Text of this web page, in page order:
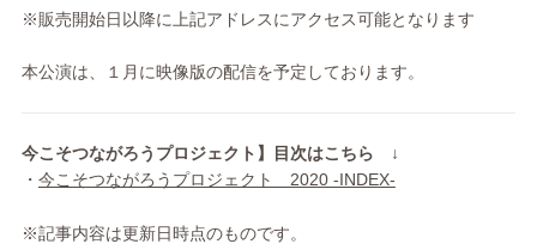
※販売開始日以降に上記アドレスにアクセス可能となります
本公演は、１月に映像版の配信を予定しております。
今こそつながろうプロジェクト】目次はこちら ↓
・ 今こそつながろうプロジェクト 2020 -INDEX-
※記事内容は更新日時点のものです。